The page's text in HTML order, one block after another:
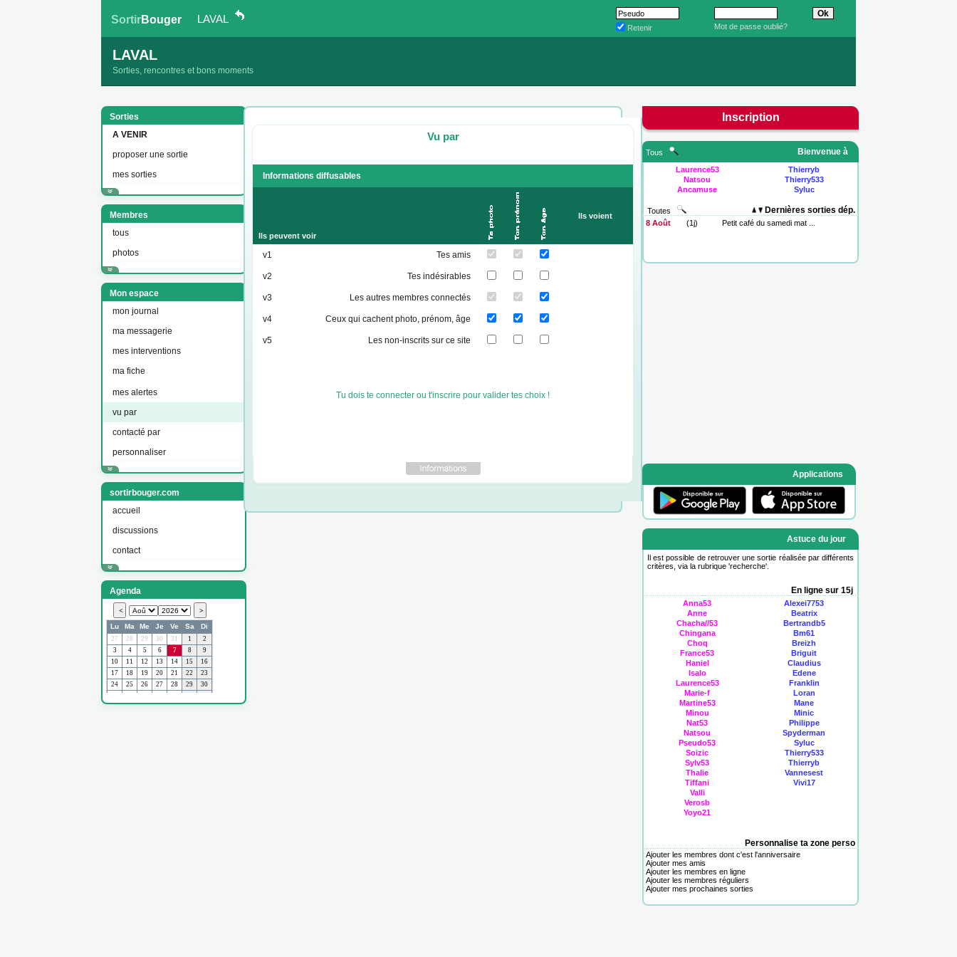
SortirBouger LAVAL
Retenir Mot de passe oublié?
LAVAL
Sorties, rencontres et bons moments
Sorties
A VENIR
proposer une sortie
mes sorties
Membres
tous
photos
Mon espace
mon journal
ma messagerie
mes interventions
ma fiche
mes alertes
vu par
contacté par
personnaliser
sortirbouger.com
accueil
discussions
contact
Agenda
Vu par
Informations diffusables
Ils peuvent voir
Ils voient
v1 Tes amis
v2 Tes indésirables
v3 Les autres membres connectés
v4 Ceux qui cachent photo, prénom, âge
v5 Les non-inscrits sur ce site
Tu dois te connecter ou t'inscrire pour valider tes choix !
Inscription
Tous Bienvenue à
Laurence53
Thierryb
Natsou
Thierry533
Ancamuse
Syluc
Toutes Dernières sorties dép.
8 Août (1j) Petit café du samedi mat ...
Applications
Astuce du jour
Il est possible de retrouver une sortie réalisée par différents
critères, via la rubrique 'recherche'.
En ligne sur 15j
Anna53
Alexei7753
Anne
Beatrix
Chacha//53
Bertrandb5
Chingana
Bm61
Choq
Breizh
France53
Briguit
Haniel
Claudius
Isalo
Edene
Laurence53
Franklin
Marie-f
Loran
Martine53
Mane
Minou
Minic
Nat53
Philippe
Natsou
Spyderman
Pseudo53
Syluc
Soizic
Thierry533
Sylv53
Thierryb
Thalie
Vannesest
Tiffani
Vivi17
Valli
Verosb
Yoyo21
Personnalise ta zone perso
Ajouter les membres dont c'est l'anniversaire
Ajouter mes amis
Ajouter les membres en ligne
Ajouter les membres réguliers
Ajouter mes prochaines sorties